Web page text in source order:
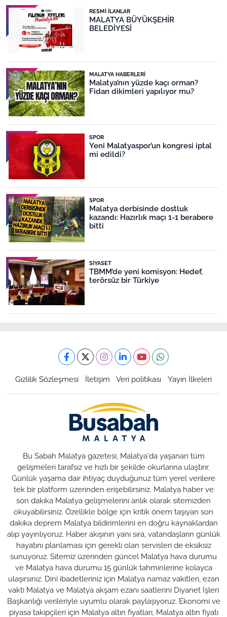
RESMI İLANLAR
MALATYA BÜYÜKŞEHİR
BELEDİYESİ
MALATYA HABERLERI
Malatya’nın yüzde kaçı orman?
Fidan dikimleri yapılıyor mu?
SPOR
Yeni Malatyaspor’un kongresi iptal
mi edildi?
SPOR
Malatya derbisinde dostluk
kazandı: Hazırlık maçı 1-1 berabere
bitti
SIYASET
TBMM’de yeni komisyon: Hedef,
terörsüz bir Türkiye
Gizlilik Sözleşmesi İletişim Veri politikası Yayın İlkeleri
Bu Sabah Malatya gazetesi, Malatya'da yaşanan tüm
gelişmeleri tarafsız ve hızlı bir şekilde okurlarına ulaştırır.
Günlük yaşama dair ihtiyaç duyduğunuz tüm yerel verilere
tek bir platform üzerinden erişebilirsiniz. Malatya haber ve
son dakika Malatya gelişmelerini anlık olarak sitemizden
okuyabilirsiniz. Özellikle bölge için kritik önem taşıyan son
dakika deprem Malatya bildirimlerini en doğru kaynaklardan
alıp yayınlıyoruz. Haber akışının yanı sıra, vatandaşların günlük
hayatını planlaması için gerekli olan servisleri de eksiksiz
sunuyoruz. Sitemiz üzerinden güncel Malatya hava durumu
ve Malatya hava durumu 15 günlük tahminlerine kolayca
ulaşırsınız. Dini ibadetleriniz için Malatya namaz vakitleri, ezan
vakti Malatya ve Malatya akşam ezanı saatlerini Diyanet İşleri
Başkanlığı verileriyle uyumlu olarak paylaşıyoruz. Ekonomi ve
piyasa takipçileri için Malatya altın fiyatları, Malatya altın fiyatı